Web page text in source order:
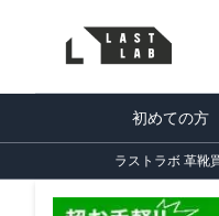
初めての方
ラストラボ 革靴